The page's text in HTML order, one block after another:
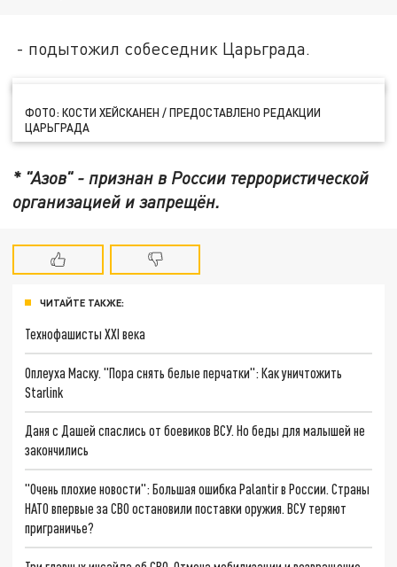
- подытожил собеседник Царьграда.
ФОТО: КОСТИ ХЕЙСКАНЕН / ПРЕДОСТАВЛЕНО РЕДАКЦИИ
ЦАРЬГРАДА
* "Азов" - признан в России террористической
организацией и запрещён.
ЧИТАЙТЕ ТАКЖЕ:
Технофашисты XXI века
Оплеуха Маску. "Пора снять белые перчатки": Как уничтожить
Starlink
Даня с Дашей спаслись от боевиков ВСУ. Но беды для малышей не
закончились
"Очень плохие новости": Большая ошибка Palantir в России. Страны
НАТО впервые за СВО остановили поставки оружия. ВСУ теряют
приграничье?